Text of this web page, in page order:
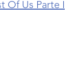
ventana)
Of Us Parte I